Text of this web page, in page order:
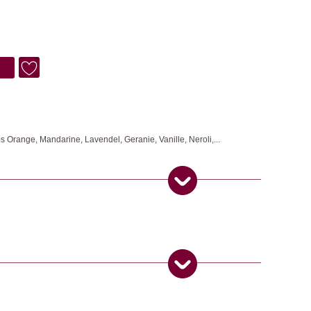
Mandarine, Lavendel, Geranie, Vanille, Neroli,...
2 bis 3 Sprühstösse verteilen. Gefahrenhinweise (H-Sätze):
H317 Kann allergische Hautreaktionen verursachen., H319
P102 Darf nicht in die Hände von Kindern gelangen.,
Oberflächen fernhalten. Nicht rauchen., P305/P351/P338 BEI